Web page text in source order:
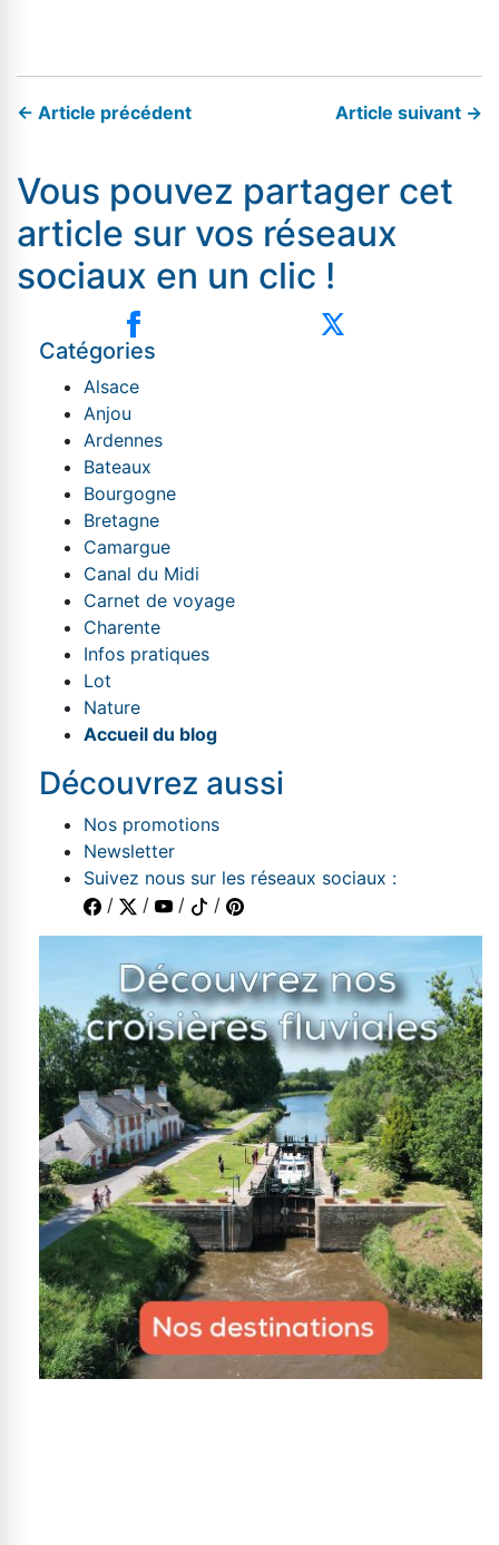
← Article précédent Article suivant →
Vous pouvez partager cet
article sur vos réseaux
sociaux en un clic !
Catégories
Alsace
Anjou
Ardennes
Bateaux
Bourgogne
Bretagne
Camargue
Canal du Midi
Carnet de voyage
Charente
Infos pratiques
Lot
Nature
Accueil du blog
Découvrez aussi
Nos promotions
Newsletter
Suivez nous sur les réseaux sociaux :
/
/ / /